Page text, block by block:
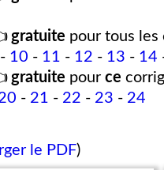
gratuite pour tous les
- 10 - 11 - 12 - 13 - 14
gratuite pour ce
- 21 - 22 - 23 - 24
le PDF)